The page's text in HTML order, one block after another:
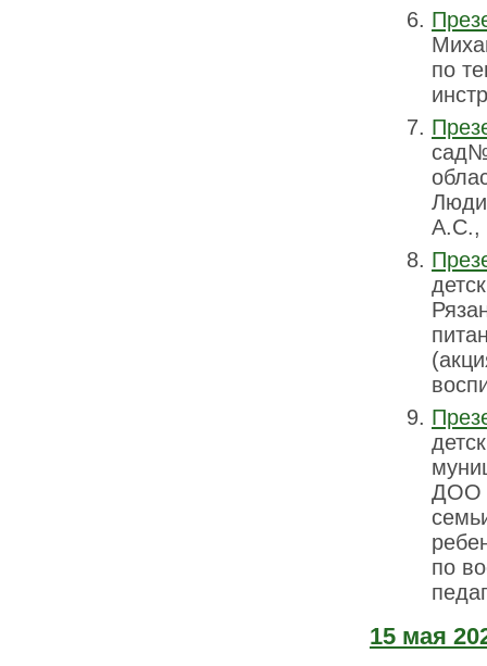
по
А.С.,
ДОО
по
15 мая